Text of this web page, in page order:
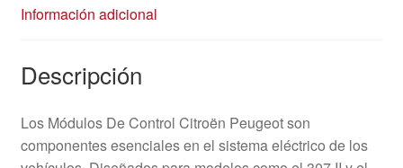
Información adicional
Descripción
Los Módulos De Control Citroën Peugeot son
componentes esenciales en el sistema eléctrico de los